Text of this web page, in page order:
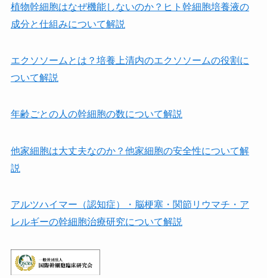
植物幹細胞はなぜ機能しないのか？ヒト幹細胞培養液の
成分と仕組みについて解説
エクソソームとは？培養上清内のエクソソームの役割に
ついて解説
年齢ごとの人の幹細胞の数について解説
他家細胞は⼤丈夫なのか？他家細胞の安全性について解
説
アルツハイマー（認知症）・脳梗塞・関節リウマチ・ア
レルギーの幹細胞治療研究について解説